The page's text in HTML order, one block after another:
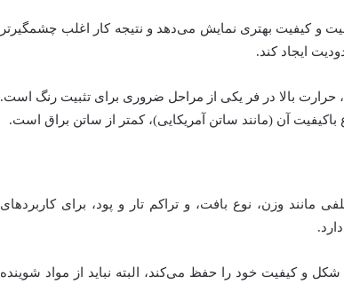
و کیفیت بهتری نمایش می‌دهد و نتیجه کار اغلب چشمگیرتر
ایجاد کند.
حرارت بالا در فر یکی از مراحل ضروری برای تثبیت رنگ است.
آن (مانند ساتن آمریکایی)، کمتر از ساتن براق است.
مانند وزن، نوع بافت، و تراکم تار و پود، برای کاربردهای
و کیفیت خود را حفظ می‌کند، البته نباید از مواد شوینده